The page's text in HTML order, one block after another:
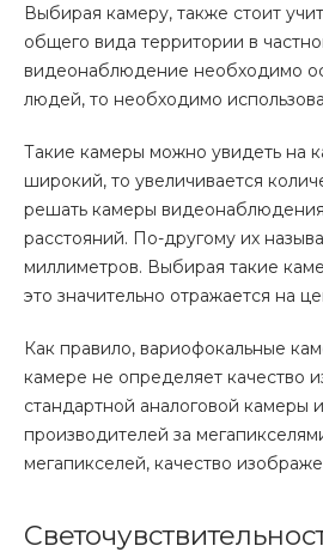
Выбирая камеру, также стоит
общего вида территории в
видеонаблюдение необходимо
людей, то необходимо
Такие камеры можно увидеть на
широкий, то увеличивается
решать камеры
расстояний. По-другому их
миллиметров. Выбирая такие
это значительно отражается на
Как правило, вариофокальные
камере не определяет качество
стандартной аналоговой камеры
производителей за
мегапикселей, качество